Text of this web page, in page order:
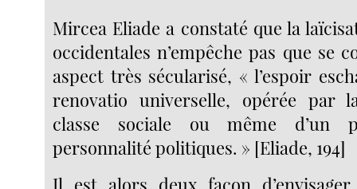
Mircea Eliade a constaté que la
occidentales n’empêche pas que se
aspect très sécularisé, « l’espoir
renovatio universelle, opérée par
classe sociale ou même d’un
personnalité politiques. » [Eliade, 194]
Il est alors deux façon